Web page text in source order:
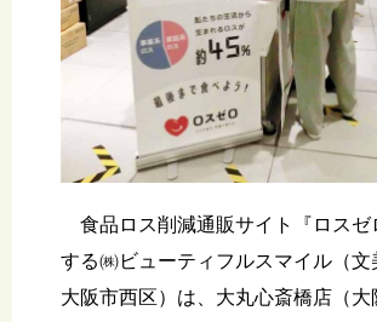
食品ロス削減通販サイト『ロスゼ
する㈱ビューティフルスマイル（文
大阪市西区）は、大丸心斎橋店（大